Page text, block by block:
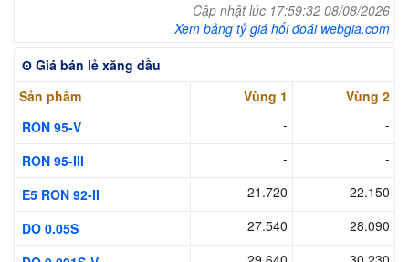
Cập nhật lúc 17:59:32 08/08/2026
Xem bảng tỷ giá hối đoái webgia.com
ʘ Giá bán lẻ xăng dầu
Sản phẩm
Vùng 1
Vùng 2
RON 95-V
-
-
RON 95-III
-
-
E5 RON 92-II
21.720
22.150
DO 0.05S
27.540
28.090